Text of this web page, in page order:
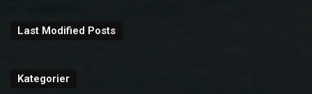
Last Modified Posts
Kategorier